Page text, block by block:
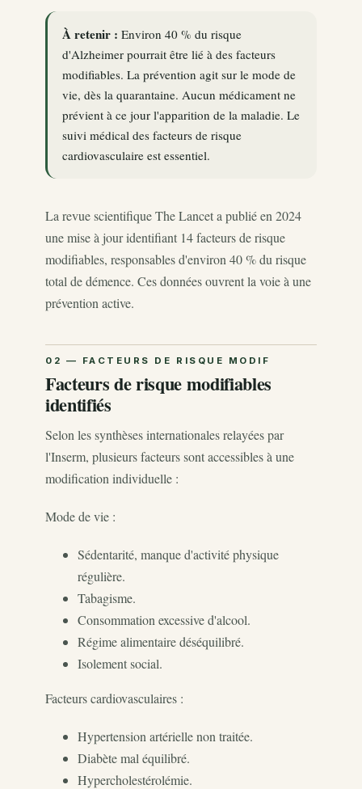
À retenir : Environ 40 % du risque
d'Alzheimer pourrait être lié à des facteurs
modifiables. La prévention agit sur le mode de
vie, dès la quarantaine. Aucun médicament ne
prévient à ce jour l'apparition de la maladie. Le
suivi médical des facteurs de risque
cardiovasculaire est essentiel.
La revue scientifique The Lancet a publié en 2024
une mise à jour identifiant 14 facteurs de risque
modifiables, responsables d'environ 40 % du risque
total de démence. Ces données ouvrent la voie à une
prévention active.
Facteurs de risque modifiables
identifiés
Selon les synthèses internationales relayées par
l'Inserm, plusieurs facteurs sont accessibles à une
modification individuelle :
Mode de vie :
Sédentarité, manque d'activité physique
régulière.
Tabagisme.
Consommation excessive d'alcool.
Régime alimentaire déséquilibré.
Isolement social.
Facteurs cardiovasculaires :
Hypertension artérielle non traitée.
Diabète mal équilibré.
Hypercholestérolémie.